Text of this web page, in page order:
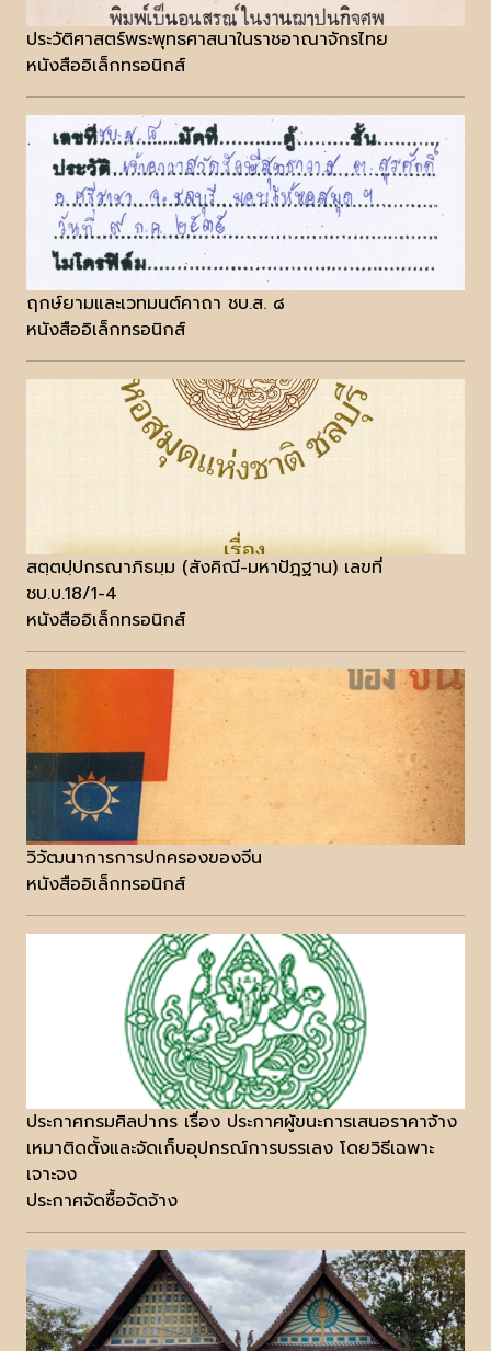
ประวัติศาสตร์พระพุทธศาสนาในราชอาณาจักรไทย
หนังสืออิเล็กทรอนิกส์
ฤกษ์ยามและเวทมนต์คาถา ชบ.ส. ๘
หนังสืออิเล็กทรอนิกส์
สตฺตปฺปกรณาภิธมฺม (สังคิณี-มหาปัฎฐาน) เลขที่
ชบ.บ.18/1-4
หนังสืออิเล็กทรอนิกส์
วิวัฒนาการการปกครองของจีน
หนังสืออิเล็กทรอนิกส์
ประกาศกรมศิลปากร เรื่อง ประกาศผู้ขนะการเสนอราคาจ้าง
เหมาติดตั้งและจัดเก็บอุปกรณ์การบรรเลง โดยวิธีเฉพาะ
เจาะจง
ประกาศจัดซื้อจัดจ้าง